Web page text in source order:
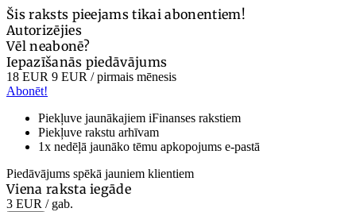
Šis raksts pieejams tikai abonentiem!
Autorizējies
Vēl neabonē?
Iepazīšanās piedāvājums
18 EUR 9 EUR / pirmais mēnesis
Abonēt!
Piekļuve jaunākajiem iFinanses rakstiem
Piekļuve rakstu arhīvam
1x nedēļā jaunāko tēmu apkopojums e-pastā
Piedāvājums spēkā jauniem klientiem
Viena raksta iegāde
3 EUR / gab.